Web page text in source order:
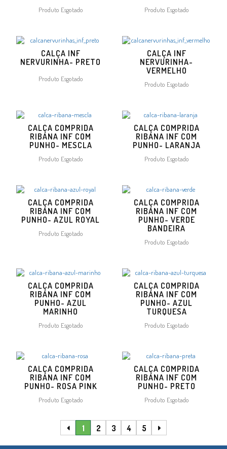
Produto Esgotado Produto Esgotado
CALÇA INF
NERVURINHA- PRETO
Produto Esgotado
CALÇA INF
NERVURINHA-
VERMELHO
Produto Esgotado
CALÇA COMPRIDA
RIBANA INF COM
PUNHO- MESCLA
Produto Esgotado
CALÇA COMPRIDA
RIBANA INF COM
PUNHO- LARANJA
Produto Esgotado
CALÇA COMPRIDA
RIBANA INF COM
PUNHO- AZUL ROYAL
Produto Esgotado
CALÇA COMPRIDA
RIBANA INF COM
PUNHO- VERDE
BANDEIRA
Produto Esgotado
CALÇA COMPRIDA
RIBANA INF COM
PUNHO- AZUL
MARINHO
Produto Esgotado
CALÇA COMPRIDA
RIBANA INF COM
PUNHO- AZUL
TURQUESA
Produto Esgotado
CALÇA COMPRIDA
RIBANA INF COM
PUNHO- ROSA PINK
Produto Esgotado
CALÇA COMPRIDA
RIBANA INF COM
PUNHO- PRETO
Produto Esgotado
1 2 3 4 5